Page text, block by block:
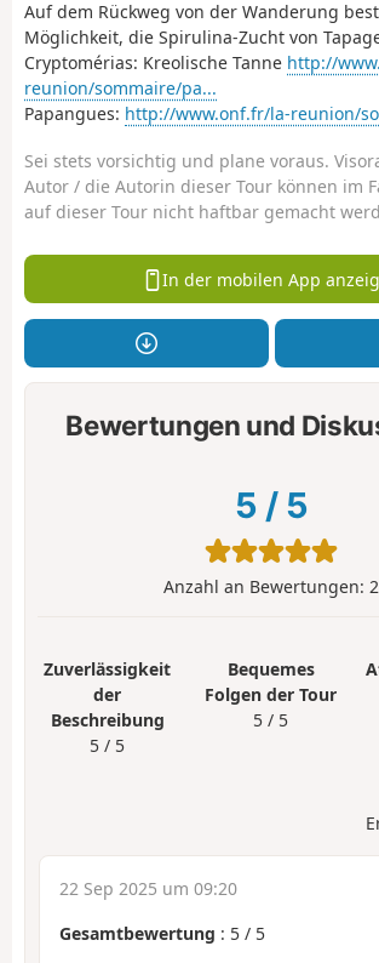
Auf dem Rückweg von der Wanderung
Möglichkeit, die Spirulina-Zucht von
Cryptomérias: Kreolische Tanne http://
reunion/sommaire/pa...
Papangues: http://www.onf.fr/la-reunion/
Sei stets vorsichtig und plane voraus.
Autor / die Autorin dieser Tour können im
auf dieser Tour nicht haftbar gemacht
In der mobilen App
Bewertungen und
5 / 5
Anzahl an Bewertungen: 2
Zuverlässigkeit
der
Beschreibung
5 / 5
Bequemes
Folgen der Tour
5 / 5
22 Sep 2025 um 09:20
Gesamtbewertung : 5 / 5